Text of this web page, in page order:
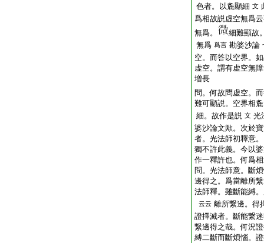
色者。以麁顯細 文
爲相故説虚空無爲
無爲。
細難顯故
無爲 爲言 勘婆沙論
空。而答以空界。
虚空。謂有虚空無
増長
問。何故問虚空。
難可顯説。空界相
細。故作是説 文 光
婆沙論文歟。次於
者。光法師初釋意
獨不許此義。今以
作一釋許也。何爲
問。光法師意。斷
邊得之。爲當離所
法師釋。雖斷能縛
云云 離所繋邊。得
證擇滅者。斷能繋
繋邊得之哉。何況
縛二斷而斷煩惱。